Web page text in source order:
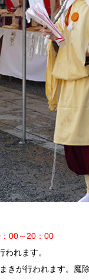
00～20：00
れます。
きが行われます。魔